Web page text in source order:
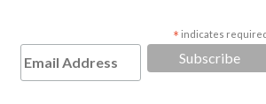
* indicates